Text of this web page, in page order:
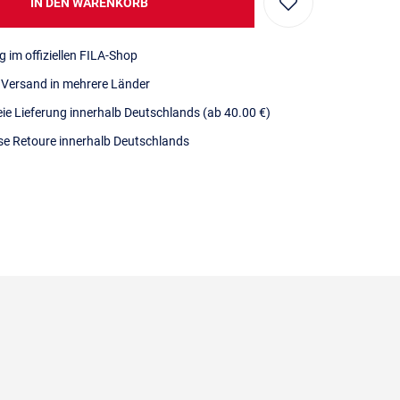
im offiziellen FILA-Shop
in mehrere Länder
Lieferung innerhalb Deutschlands (ab 40.00 €)
Retoure innerhalb Deutschlands